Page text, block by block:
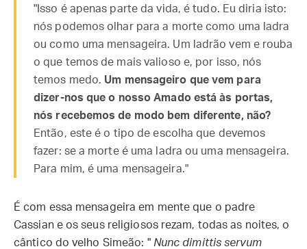
"Isso é apenas parte da vida, é tudo. Eu diria isto:
nós podemos olhar para a morte como uma ladra
ou como uma mensageira. Um ladrão vem e rouba
o que temos de mais valioso e, por isso, nós
temos medo. Um mensageiro que vem para
dizer-nos que o nosso Amado está às portas,
nós recebemos de modo bem diferente, não?
Então, este é o tipo de escolha que devemos
fazer: se a morte é uma ladra ou uma mensageira.
Para mim, é uma mensageira."
É com essa mensageira em mente que o padre
Cassian e os seus religiosos rezam, todas as noites, o
cântico do velho Simeão: " Nunc dimittis servum